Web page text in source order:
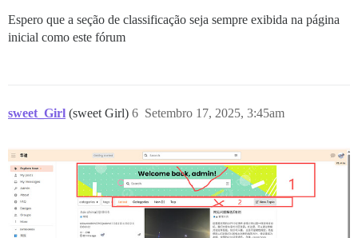
Espero que a seção de classificação seja sempre exibida na página
inicial como este fórum
sweet_Girl (sweet Girl) Setembro 17, 2025, 3:45am
6